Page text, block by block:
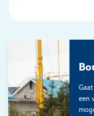
een